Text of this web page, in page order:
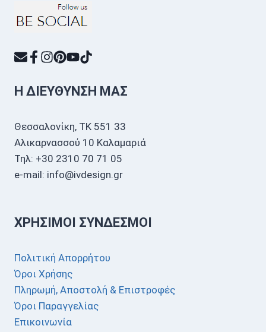
Η ΔΙΕΎΘΥΝΣΗ ΜΑΣ
Θεσσαλονίκη, ΤΚ 551 33
Αλικαρνασσού 10 Καλαμαριά
Τηλ: +30 2310 70 71 05
e-mail: info@ivdesign.gr
ΧΡΉΣΙΜΟΙ ΣΎΝΔΕΣΜΟΙ
Πολιτική Απορρήτου
Όροι Χρήσης
Πληρωμή, Αποστολή & Επιστροφές
Όροι Παραγγελίας
Επικοινωνία